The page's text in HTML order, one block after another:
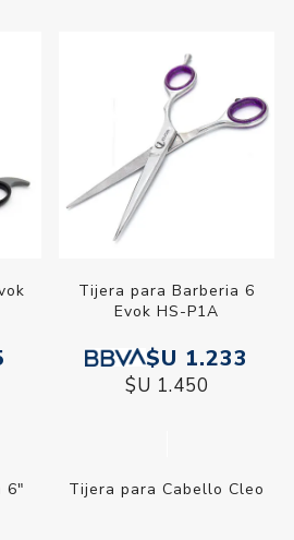
Tijera para Barberia 6
Evok HS-P1A
$U 1.233
$U 1.450
6"
Tijera para Cabello Cleo